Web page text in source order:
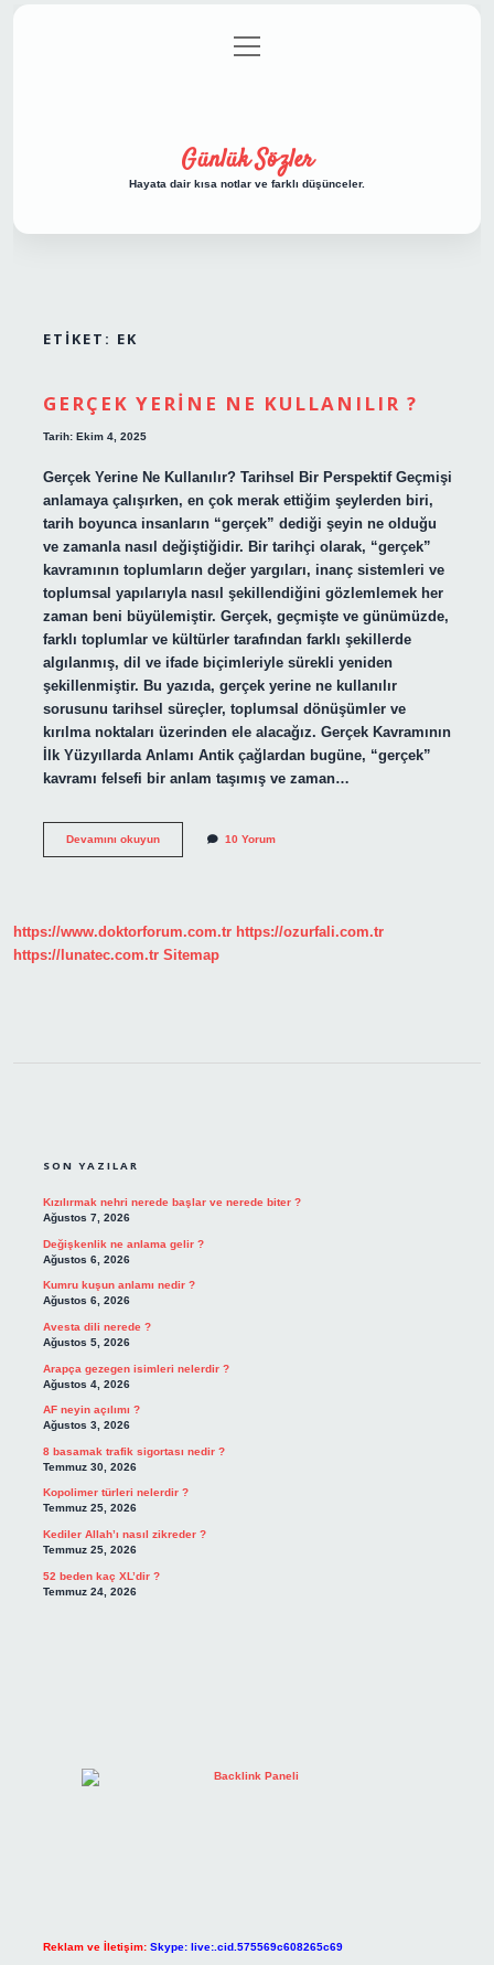
Gizlilik Politikası
menüyü
aç
Günlük Sözler
Hayata dair kısa notlar ve farklı düşünceler.
ETIKET: EK
GERÇEK YERINE NE KULLANILIR ?
Tarih: Ekim 4, 2025
Gerçek Yerine Ne Kullanılır? Tarihsel Bir Perspektif Geçmişi
anlamaya çalışırken, en çok merak ettiğim şeylerden biri,
tarih boyunca insanların “gerçek” dediği şeyin ne olduğu
ve zamanla nasıl değiştiğidir. Bir tarihçi olarak, “gerçek”
kavramının toplumların değer yargıları, inanç sistemleri ve
toplumsal yapılarıyla nasıl şekillendiğini gözlemlemek her
zaman beni büyülemiştir. Gerçek, geçmişte ve günümüzde,
farklı toplumlar ve kültürler tarafından farklı şekillerde
algılanmış, dil ve ifade biçimleriyle sürekli yeniden
şekillenmiştir. Bu yazıda, gerçek yerine ne kullanılır
sorusunu tarihsel süreçler, toplumsal dönüşümler ve
kırılma noktaları üzerinden ele alacağız. Gerçek Kavramının
İlk Yüzyıllarda Anlamı Antik çağlardan bugüne, “gerçek”
kavramı felsefi bir anlam taşımış ve zaman…
Devamını okuyunGerçek
10 Yorum
https://www.doktorforum.com.tr https://ozurfali.com.tr
https://lunatec.com.tr Sitemap
SON YAZILAR
Kızılırmak nehri nerede başlar ve nerede biter ?
Ağustos 7, 2026
Değişkenlik ne anlama gelir ?
Ağustos 6, 2026
Kumru kuşun anlamı nedir ?
Ağustos 6, 2026
Avesta dili nerede ?
Ağustos 5, 2026
Arapça gezegen isimleri nelerdir ?
Ağustos 4, 2026
AF neyin açılımı ?
Ağustos 3, 2026
8 basamak trafik sigortası nedir ?
Temmuz 30, 2026
Kopolimer türleri nelerdir ?
Temmuz 25, 2026
Kediler Allah’ı nasıl zikreder ?
Temmuz 25, 2026
52 beden kaç XL’dir ?
Temmuz 24, 2026
Reklam ve İletişim: Skype: live:.cid.575569c608265c69